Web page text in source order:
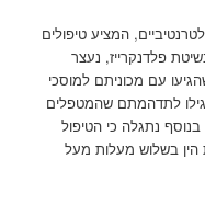
המציע טיפולים
פלדנקרייז, נעצר
עם מכוניתם למוסכי
לתדהמתם שהמטפלים
נתגלה כי הטיפול
הין בשלוש מעלות מעל